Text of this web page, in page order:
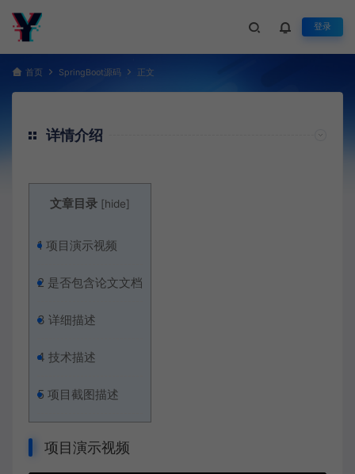
登录
首页 SpringBoot源码 正文
详情介绍
文章目录 [hide]
1 项目演示视频
2 是否包含论文文档
3 详细描述
4 技术描述
5 项目截图描述
项目演示视频